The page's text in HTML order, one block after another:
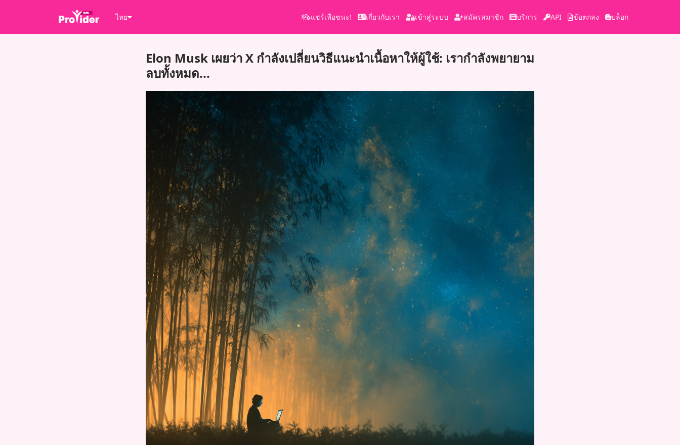
ไทย แชร์เพื่อชนะ! เกี่ยวกับเรา เข้าสู่ระบบ สมัครสมาชิก บริการ API ข้อตกลง บล็อก
Elon Musk เผยว่า X กำลังเปลี่ยนวิธีแนะนำเนื้อหาให้ผู้ใช้: เรากำลังพยายาม
ลบทั้งหมด...